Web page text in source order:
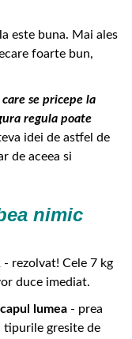
este buna. Mai ales
foarte bun,
se pricepe la
regula poate
idei de astfel de
de aceea si
nimic
rezolvat! Cele 7 kg
duce imediat.
lumea - prea
tipurile gresite de